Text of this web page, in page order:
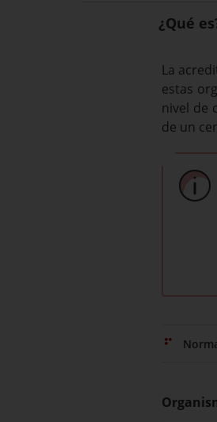
¿Qué
La
estas
nivel de
de un